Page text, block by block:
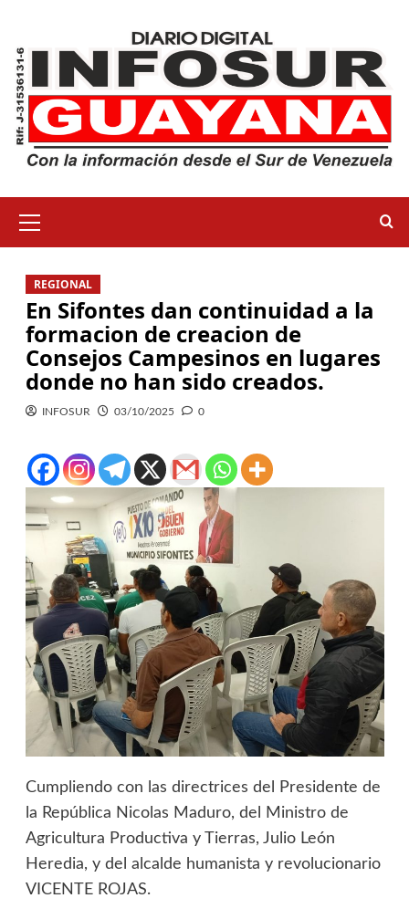
REGIONAL
En Sifontes dan continuidad a la
formacion de creacion de
Consejos Campesinos en lugares
donde no han sido creados.
INFOSUR 03/10/2025 0
Cumpliendo con las directrices del Presidente de
la República Nicolas Maduro, del Ministro de
Agricultura Productiva y Tierras, Julio León
Heredia, y del alcalde humanista y revolucionario
VICENTE ROJAS.